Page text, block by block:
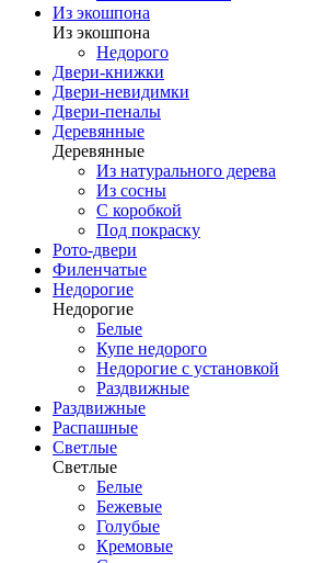
Из экошпона
Из экошпона
Недорого
Двери-книжки
Двери-невидимки
Двери-пеналы
Деревянные
Деревянные
Из натурального дерева
Из сосны
С коробкой
Под покраску
Рото-двери
Филенчатые
Недорогие
Недорогие
Белые
Купе недорого
Недорогие с установкой
Раздвижные
Раздвижные
Распашные
Светлые
Светлые
Белые
Бежевые
Голубые
Кремовые